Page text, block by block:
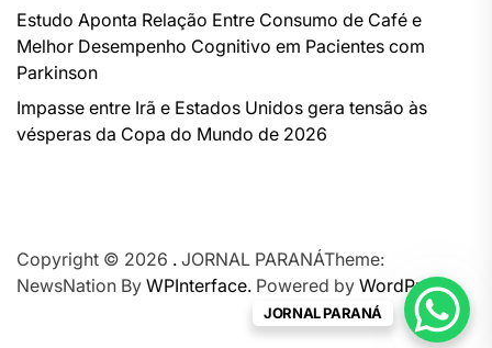
Estudo Aponta Relação Entre Consumo de Café e
Melhor Desempenho Cognitivo em Pacientes com
Parkinson
Impasse entre Irã e Estados Unidos gera tensão às
vésperas da Copa do Mundo de 2026
Copyright © 2026 . JORNAL PARANÁTheme:
NewsNation By WPInterface. Powered by WordPress.
JORNAL PARANÁ